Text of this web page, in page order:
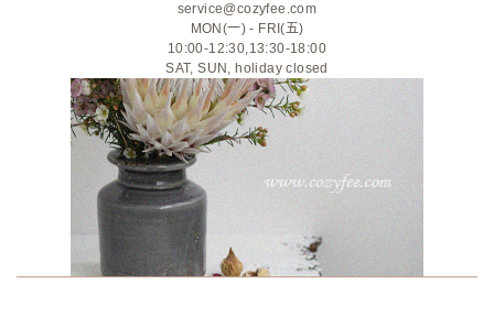
service@cozyfee.com
MON(一) - FRI(五)
10:00-12:30,13:30-18:00
SAT, SUN, holiday closed